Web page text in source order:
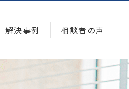
解決事例 相談者の声